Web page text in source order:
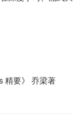
精要》 乔梁著